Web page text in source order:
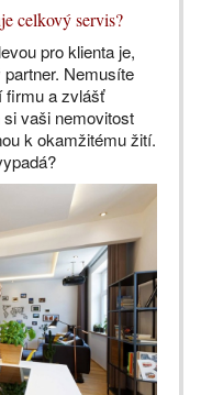
celkový servis?
pro klienta je,
Nemusíte
firmu a zvlášť
si vaši nemovitost
k okamžitému žití.